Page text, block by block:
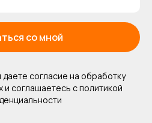
со мной
согласие на обработку
и соглашаетесь c политикой